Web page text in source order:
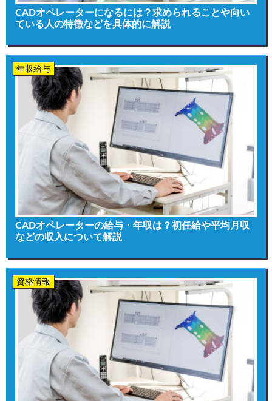
CADオペレーターになるには？求められることや向い
ている人の特徴などを具体的に解説
年収給与
CADオペレーターの給与・年収は？初任給や平均月収
などの収入について解説
資格情報